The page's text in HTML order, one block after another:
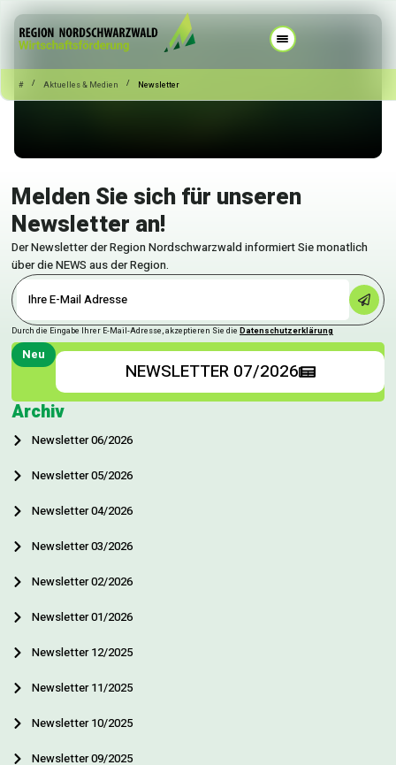
# / Aktuelles & Medien / Newsletter
Melden Sie sich für unseren
Newsletter an!
Der Newsletter der Region Nordschwarzwald informiert Sie monatlich
über die NEWS aus der Region.
Durch die Eingabe Ihrer E-Mail-Adresse, akzeptieren Sie die Datenschutzerklärung
Neu
NEWSLETTER 07/2026
Archiv
Newsletter 06/2026
Newsletter 05/2026
Newsletter 04/2026
Newsletter 03/2026
Newsletter 02/2026
Newsletter 01/2026
Newsletter 12/2025
Newsletter 11/2025
Newsletter 10/2025
Newsletter 09/2025